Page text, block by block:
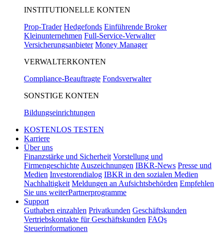
INSTITUTIONELLE KONTEN
Prop-Trader Hedgefonds Einführende Broker
Kleinunternehmen Full-Service-Verwalter
Versicherungsanbieter Money Manager
VERWALTERKONTEN
Compliance-Beauftragte Fondsverwalter
SONSTIGE KONTEN
Bildungseinrichtungen
KOSTENLOS TESTEN
Karriere
Über uns
Finanzstärke und Sicherheit Vorstellung und
Firmengeschichte Auszeichnungen IBKR-News Presse und
Medien Investorendialog IBKR in den sozialen Medien
Nachhaltigkeit Meldungen an Aufsichtsbehörden Empfehlen
Sie uns weiterPartnerprogramme
Support
Guthaben einzahlen Privatkunden Geschäftskunden
Vertriebskontakte für Geschäftskunden FAQs
Steuerinformationen